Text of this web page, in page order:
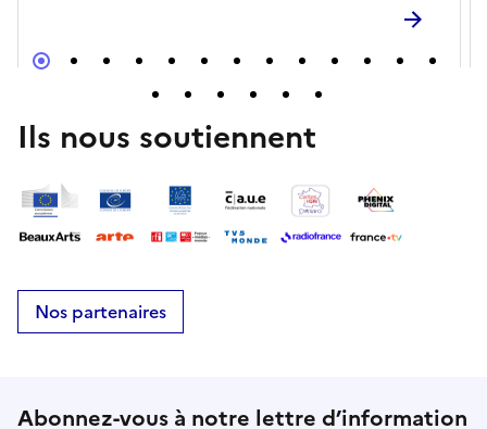
Ouverture classique tout public le vendredi de 19h à
Gratuit et ouvert à tous. Venez nombreux !
Ils nous soutiennent
Nos partenaires
Abonnez-vous à notre lettre d’information